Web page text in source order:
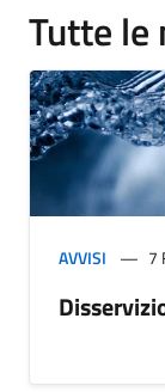
Tutte le
AVVISI 7